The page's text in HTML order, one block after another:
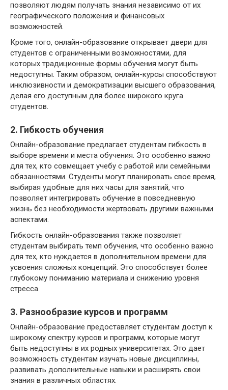
позволяют людям получать знания независимо от их
географического положения и финансовых
возможностей.
Кроме того, онлайн-образование открывает двери для
студентов с ограниченными возможностями, для
которых традиционные формы обучения могут быть
недоступны. Таким образом, онлайн-курсы способствуют
инклюзивности и демократизации высшего образования,
делая его доступным для более широкого круга
студентов.
2. Гибкость обучения
Онлайн-образование предлагает студентам гибкость в
выборе времени и места обучения. Это особенно важно
для тех, кто совмещает учебу с работой или семейными
обязанностями. Студенты могут планировать свое время,
выбирая удобные для них часы для занятий, что
позволяет интегрировать обучение в повседневную
жизнь без необходимости жертвовать другими важными
аспектами.
Гибкость онлайн-образования также позволяет
студентам выбирать темп обучения, что особенно важно
для тех, кто нуждается в дополнительном времени для
усвоения сложных концепций. Это способствует более
глубокому пониманию материала и снижению уровня
стресса.
3. Разнообразие курсов и программ
Онлайн-образование предоставляет студентам доступ к
широкому спектру курсов и программ, которые могут
быть недоступны в их родных университетах. Это дает
возможность студентам изучать новые дисциплины,
развивать дополнительные навыки и расширять свои
знания в различных областях.